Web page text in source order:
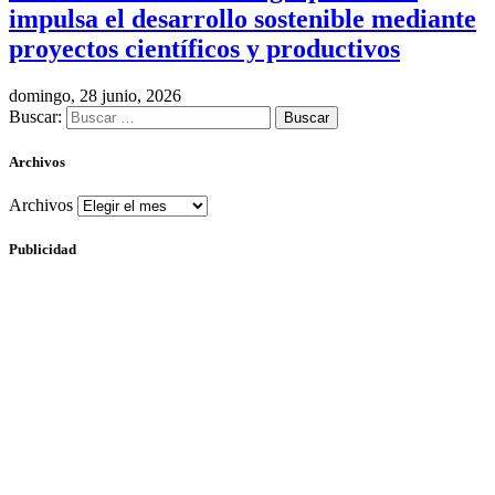
impulsa el desarrollo sostenible mediante
proyectos científicos y productivos
domingo, 28 junio, 2026
Buscar:
Archivos
Archivos
Publicidad